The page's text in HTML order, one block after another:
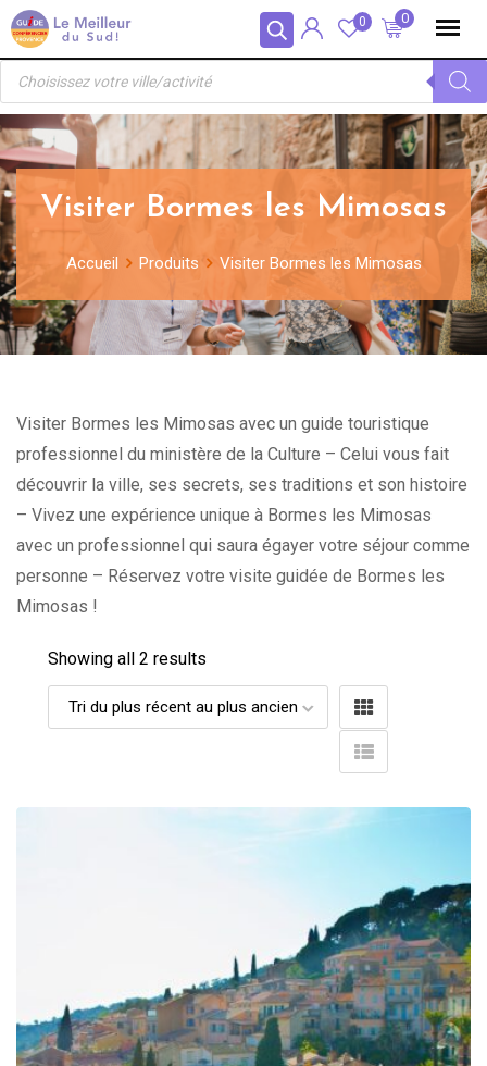
Panneau de gestion des cookies
Skip
to
content
0
0
Recherche
produits
Visiter Bormes les Mimosas
Accueil Produits Visiter Bormes les Mimosas
Visiter Bormes les Mimosas avec un guide touristique
professionnel du ministère de la Culture – Celui vous fait
découvrir la ville, ses secrets, ses traditions et son histoire
– Vivez une expérience unique à Bormes les Mimosas
avec un professionnel qui saura égayer votre séjour comme
personne – Réservez votre visite guidée de Bormes les
Mimosas !
Showing all 2 results